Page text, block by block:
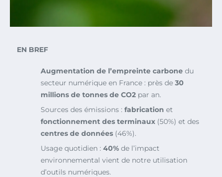
EN BREF
Augmentation de l’empreinte carbone du
secteur numérique en France : près de 30
millions de tonnes de CO2 par an.
Sources des émissions : fabrication et
fonctionnement des terminaux (50%) et des
centres de données (46%).
Usage quotidien : 40% de l’impact
environnemental vient de notre utilisation
d’outils numériques.